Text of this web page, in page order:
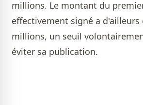
millions. Le montant du
effectivement signé a d'ailleurs
millions, un seuil
éviter sa publication.